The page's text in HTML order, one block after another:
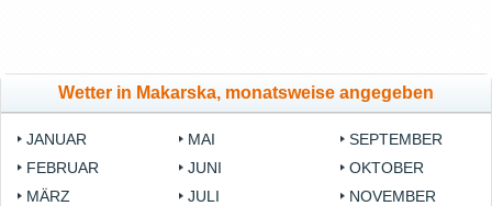
Wetter in Makarska, monatsweise angegeben
JANUAR
FEBRUAR
MÄRZ
MAI
JUNI
JULI
SEPTEMBER
OKTOBER
NOVEMBER